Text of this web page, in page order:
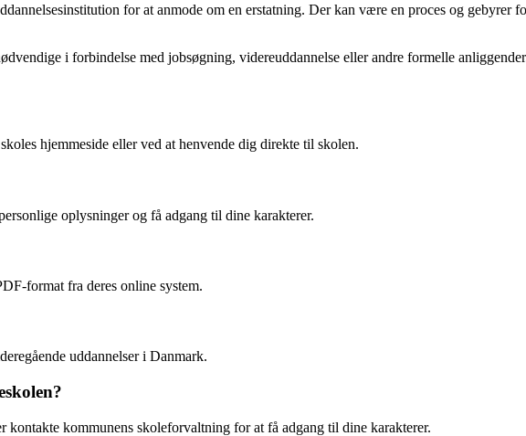
for at anmode om en erstatning. Der kan være en proces og gebyrer
i forbindelse med jobsøgning, videreuddannelse eller andre formelle
hjemmeside eller ved at henvende dig direkte til skolen.
oplysninger og få adgang til dine karakterer.
format fra deres online system.
uddannelser i Danmark.
kommunens skoleforvaltning for at få adgang til dine karakterer.